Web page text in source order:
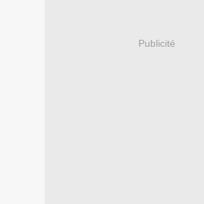
Publicité